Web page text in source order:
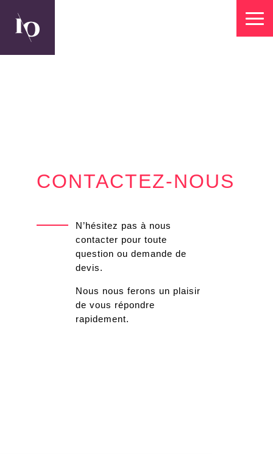
CONTACTEZ-NOUS
N’hésitez pas à nous
contacter pour toute
question ou demande de
devis.
Nous nous ferons un plaisir
de vous répondre
rapidement.